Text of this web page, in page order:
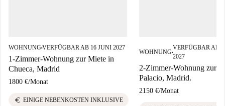
WOHNUNG■VERFÜGBAR AB 16 JUNI 2027
1-Zimmer-Wohnung zur Miete in
Chueca, Madrid
1800 €/Monat
euro EINIGE NEBENKOSTEN INKLUSIVE
WOHNUNG■
VERFÜGBAR AB
2027
2-Zimmer-Wohnung zur
Palacio, Madrid.
2150 €/Monat